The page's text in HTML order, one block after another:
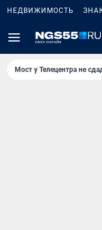
НЕДВИЖИМОСТЬ
Мост у Телецентра не